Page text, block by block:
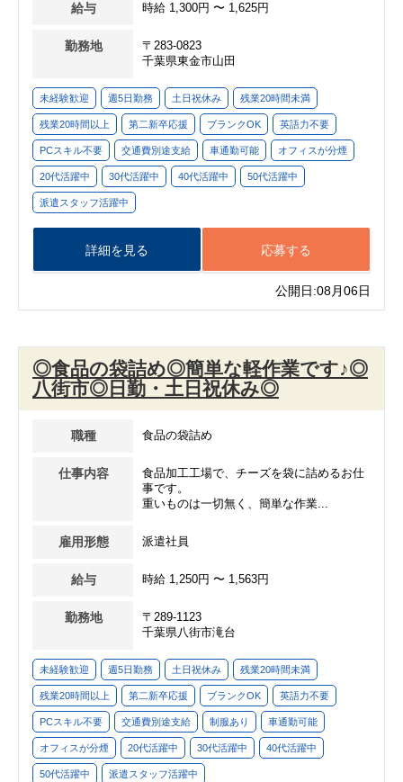
給与 時給 1,300円 〜 1,625円
勤務地
〒283-0823
千葉県東金市山田
未経験歓迎 週5日勤務 土日祝休み 残業20時間未満
残業20時間以上 第二新卒応援 ブランクOK 英語力不要
PCスキル不要 交通費別途支給 車通勤可能 オフィスが分煙
20代活躍中 30代活躍中 40代活躍中 50代活躍中
派遣スタッフ活躍中
応募する
詳細を見る
公開日:08月06日
◎食品の袋詰め◎簡単な軽作業です♪◎
八街市◎日勤・土日祝休み◎
職種 食品の袋詰め
仕事内容
食品加工工場で、チーズを袋に詰めるお仕
事です。
重いものは一切無く、簡単な作業...
雇用形態 派遣社員
給与 時給 1,250円 〜 1,563円
勤務地
〒289-1123
千葉県八街市滝台
未経験歓迎 週5日勤務 土日祝休み 残業20時間未満
残業20時間以上 第二新卒応援 ブランクOK 英語力不要
PCスキル不要 交通費別途支給 制服あり 車通勤可能
オフィスが分煙 20代活躍中 30代活躍中 40代活躍中
50代活躍中 派遣スタッフ活躍中